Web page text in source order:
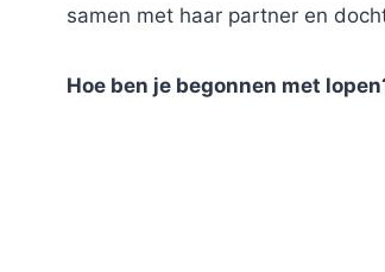
samen met haar partner en
Hoe ben je begonnen met